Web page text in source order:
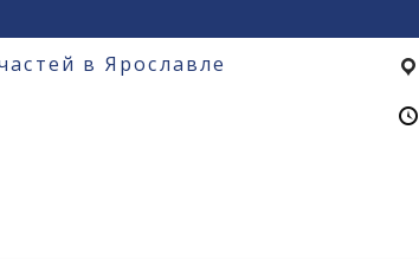
в Ярославле